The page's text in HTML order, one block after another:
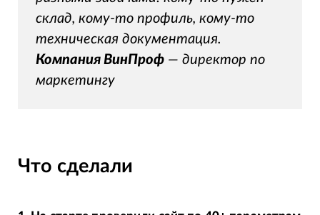
склад, кому-то профиль, кому-то
техническая документация.
Компания ВинПроф— директор по
маркетингу
Что сделали